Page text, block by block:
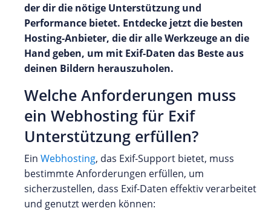
der dir die nötige Unterstützung und
Performance bietet. Entdecke jetzt die besten
Hosting-Anbieter, die dir alle Werkzeuge an die
Hand geben, um mit Exif-Daten das Beste aus
deinen Bildern herauszuholen.
Welche Anforderungen muss
ein Webhosting für Exif
Unterstützung erfüllen?
Ein Webhosting, das Exif-Support bietet, muss
bestimmte Anforderungen erfüllen, um
sicherzustellen, dass Exif-Daten effektiv verarbeitet
und genutzt werden können: